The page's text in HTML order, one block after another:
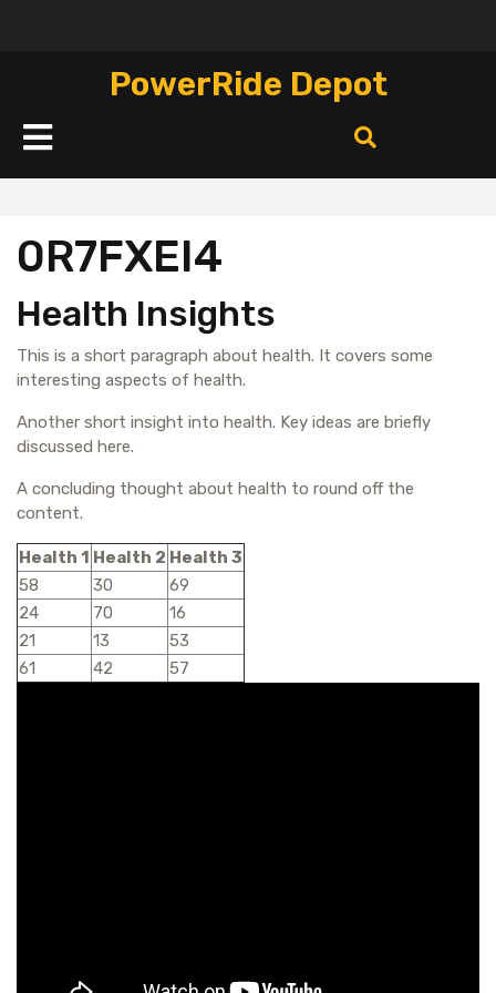
PowerRide Depot
Кнопка
Открыть
0R7FXEI4
Health Insights
This is a short paragraph about health. It covers some
interesting aspects of health.
Another short insight into health. Key ideas are briefly
discussed here.
A concluding thought about health to round off the
content.
Health 1 Health 2 Health 3
58
30
69
24
70
16
21
13
53
61
42 57